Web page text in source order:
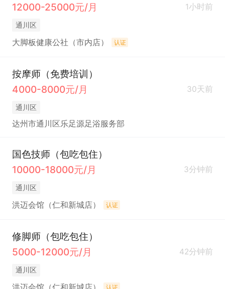
12000-25000元/月
1小时前
通川区
大脚板健康公社（市内店） 认证
按摩师（免费培训）
4000-8000元/月
30天前
通川区
达州市通川区乐足源足浴服务部
国色技师（包吃包住）
10000-18000元/月
3分钟前
通川区
洪迈会馆（仁和新城店） 认证
修脚师（包吃包住）
5000-12000元/月
42分钟前
通川区
认证